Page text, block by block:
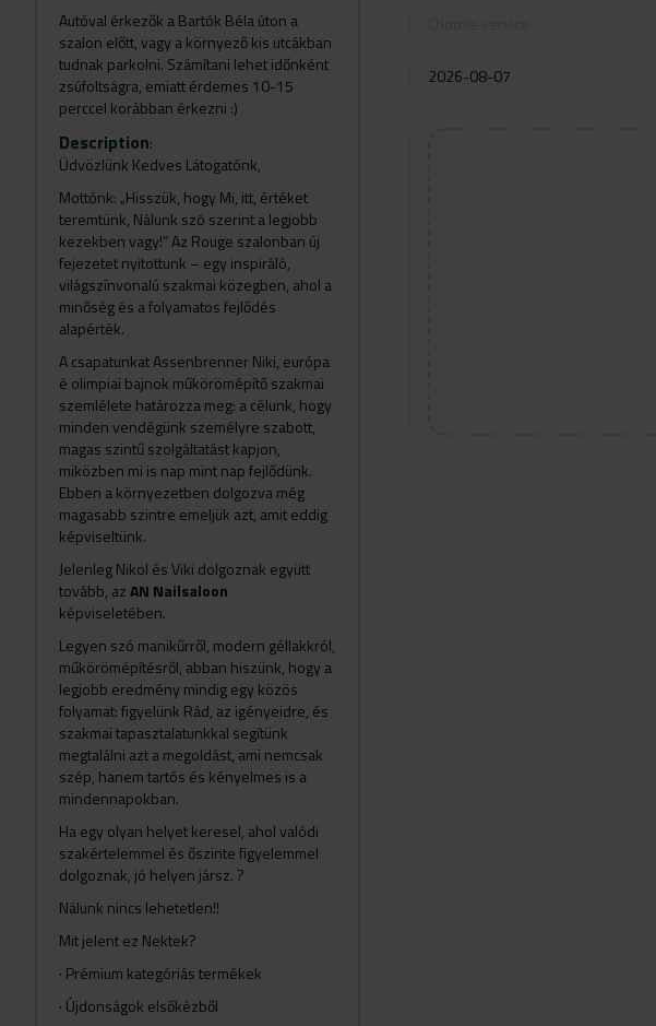
Autóval érkezők a Bartók Béla úton a
szalon előtt, vagy a környező kis utcákban
tudnak parkolni. Számítani lehet időnként
zsúfoltságra, emiatt érdemes 10-15
perccel korábban érkezni :)
Description:
Üdvözlünk Kedves Látogatónk,
Mottónk: „Hisszük, hogy Mi, itt, értéket
teremtünk, Nálunk szó szerint a legjobb
kezekben vagy!”Az Rouge szalonban új
fejezetet nyitottunk – egy inspiráló,
világszínvonalú szakmai közegben, ahol a
minőség és a folyamatos fejlődés
alapérték.
A csapatunkat Assenbrenner Niki, európa
é olimpiai bajnok műkörömépítő szakmai
szemlélete határozza meg: a célunk, hogy
minden vendégünk személyre szabott,
magas szintű szolgáltatást kapjon,
miközben mi is nap mint nap fejlődünk.
Ebben a környezetben dolgozva még
magasabb szintre emeljük azt, amit eddig
képviseltünk.
Jelenleg Nikol és Viki dolgoznak együtt
tovább, azAN Nailsaloon
képviseletében.
Legyen szó manikűrről, modern géllakkról,
műkörömépítésről, abban hiszünk, hogy a
legjobb eredmény mindig egy közös
folyamat: figyelünk Rád, az igényeidre, és
szakmai tapasztalatunkkal segítünk
megtalálni azt a megoldást, ami nemcsak
szép, hanem tartós és kényelmes is a
mindennapokban.
Ha egy olyan helyet keresel, ahol valódi
szakértelemmel és őszinte figyelemmel
dolgoznak, jó helyen jársz. ?
Nálunk nincs lehetetlen!!
Mit jelent ez Nektek?
· Prémium kategóriás termékek
· Újdonságok elsőkézből